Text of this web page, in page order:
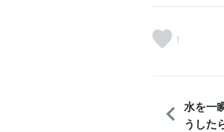
1
水を一
うした